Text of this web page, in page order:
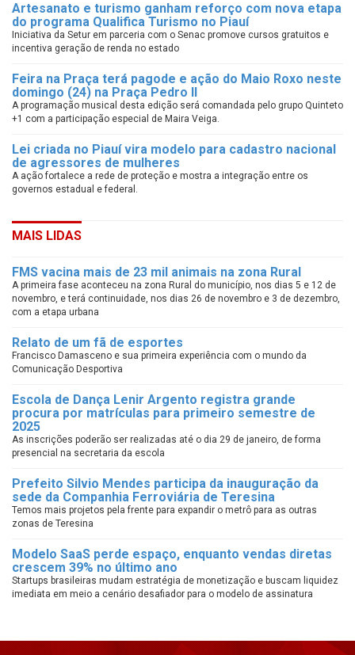
Artesanato e turismo ganham reforço com nova etapa
do programa Qualifica Turismo no Piauí
Iniciativa da Setur em parceria com o Senac promove cursos gratuitos e
incentiva geração de renda no estado
Feira na Praça terá pagode e ação do Maio Roxo neste
domingo (24) na Praça Pedro II
A programação musical desta edição será comandada pelo grupo Quinteto
+1 com a participação especial de Maira Veiga.
Lei criada no Piauí vira modelo para cadastro nacional
de agressores de mulheres
A ação fortalece a rede de proteção e mostra a integração entre os
governos estadual e federal.
MAIS LIDAS
FMS vacina mais de 23 mil animais na zona Rural
A primeira fase aconteceu na zona Rural do município, nos dias 5 e 12 de
novembro, e terá continuidade, nos dias 26 de novembro e 3 de dezembro,
com a etapa urbana
Relato de um fã de esportes
Francisco Damasceno e sua primeira experiência com o mundo da
Comunicação Desportiva
Escola de Dança Lenir Argento registra grande
procura por matrículas para primeiro semestre de
2025
As inscrições poderão ser realizadas até o dia 29 de janeiro, de forma
presencial na secretaria da escola
Prefeito Silvio Mendes participa da inauguração da
sede da Companhia Ferroviária de Teresina
Temos mais projetos pela frente para expandir o metrô para as outras
zonas de Teresina
Modelo SaaS perde espaço, enquanto vendas diretas
crescem 39% no último ano
Startups brasileiras mudam estratégia de monetização e buscam liquidez
imediata em meio a cenário desafiador para o modelo de assinatura